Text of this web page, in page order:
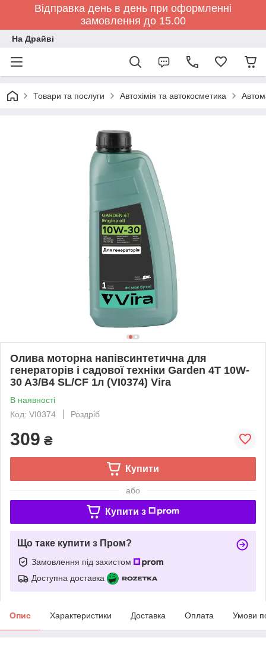
Відправка день в день при оформленні
замовлення до 15.00
На Драйві
Товари та послуги Автохімія та автокосметика
Олива моторна напівсинтетична для
генераторів і садової техніки Garden 4T 10W-
30 A3/B4 SL/CF 1л (VI0374) Vira
В наявності
Код: VI0374
Роздріб
309 ₴
Купити
або
Купити з
Що таке купити з Пром?
Замовлення під захистом
Доступна доставка
Опис Характеристики Доставка Оплата Умови